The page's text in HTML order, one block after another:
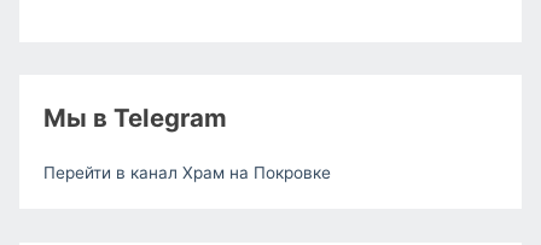
Мы в Telegram
Перейти в канал Храм на Покровке